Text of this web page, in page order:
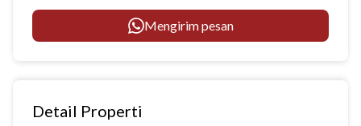
Mengirim pesan
Detail Properti